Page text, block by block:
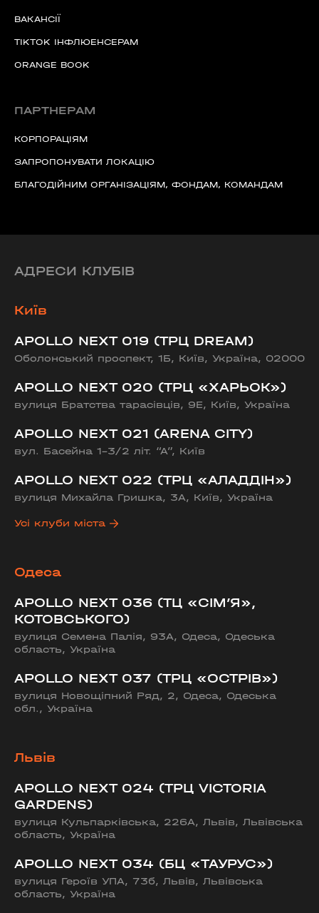
ВАКАНСІЇ
TIKTOK ІНФЛЮЕНСЕРАМ
ORANGE BOOK
ПАРТНЕРАМ
КОРПОРАЦІЯМ
ЗАПРОПОНУВАТИ ЛОКАЦІЮ
БЛАГОДІЙНИМ ОРГАНІЗАЦІЯМ, ФОНДАМ, КОМАНДАМ
АДРЕСИ КЛУБІВ
Київ
APOLLO NEXT 019 (ТРЦ DREAM)
Оболонський проспект, 1Б, Київ, Україна, 02000
APOLLO NEXT 020 (ТРЦ «ХАРЬОК»)
вулиця Братства тарасівців, 9Е, Київ, Україна
APOLLO NEXT 021 (ARENA CITY)
вул. Басейна 1-3/2 літ. “А”, Київ
APOLLO NEXT 022 (ТРЦ «АЛАДДІН»)
вулиця Михайла Гришка, 3А, Київ, Україна
Усі клуби міста
Одеса
APOLLO NEXT 036 (ТЦ «СІМ’Я»,
КОТОВСЬКОГО)
вулиця Семена Палія, 93А, Одеса, Одеська
область, Україна
APOLLO NEXT 037 (ТРЦ «ОСТРІВ»)
вулиця Новощіпний Ряд, 2, Одеса, Одеська
обл., Україна
Львів
APOLLO NEXT 024 (ТРЦ VICTORIA
GARDENS)
вулиця Кульпарківська, 226А, Львів, Львівська
область, Україна
APOLLO NEXT 034 (БЦ «ТАУРУС»)
вулиця Героїв УПА, 73б, Львів, Львівська
область, Україна